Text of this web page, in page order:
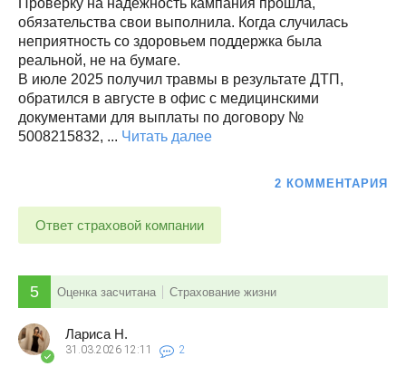
Проверку на надёжность кампания прошла,
обязательства свои выполнила. Когда случилась
неприятность со здоровьем поддержка была
реальной, не на бумаге.
В июле 2025 получил травмы в результате ДТП,
обратился в августе в офис с медицинскими
документами для выплаты по договору №
5008215832, ... Читать далее
2 КОММЕНТАРИЯ
Ответ страховой компании
5 Оценка засчитана Страхование жизни
Лариса Н.
31.03.2026 12:11 2